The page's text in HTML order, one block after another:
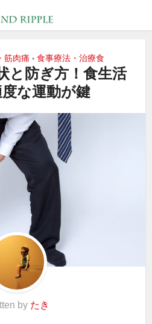
筋肉痛 • 食事療法・治療食
と防ぎ方！食生活
な運動が鍵
by たき